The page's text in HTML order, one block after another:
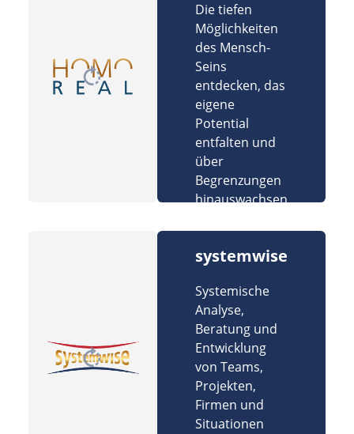
Die tiefen
Möglichkeiten
des Mensch-
Seins
entdecken, das
eigene
Potential
entfalten und
über
Begrenzungen
hinauswachsen
systemwise
Systemische
Analyse,
Beratung und
Entwicklung
von Teams,
Projekten,
Firmen und
Situationen